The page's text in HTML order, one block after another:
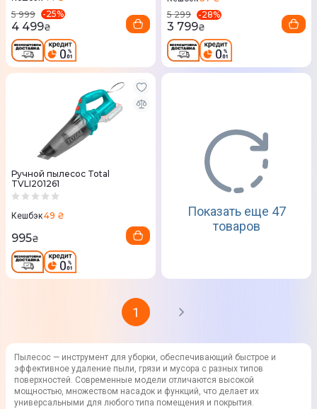
5 999
-25%
4 499₴
5 299
-28%
3 799₴
Ручной пылесос Total
TVLI201261
Кешбэк49 ₴
995₴
Показать еще 47
товаров
1
Пылесос — инструмент для уборки, обеспечивающий быстрое и
эффективное удаление пыли, грязи и мусора с разных типов
поверхностей. Современные модели отличаются высокой
мощностью, множеством насадок и функций, что делает их
универсальными для любого типа помещения и покрытия.